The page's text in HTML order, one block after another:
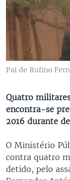
Pai de Rufino
Quatro
encontra-se
2016 durante
O Ministério
contra quatro
detido, pelo